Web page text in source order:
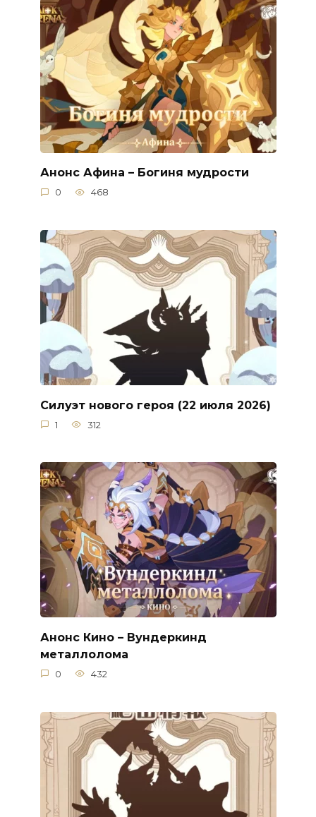
Анонс Афина – Богиня мудрости
0 468
Силуэт нового героя (22 июля 2026)
1 312
Анонс Кино – Вундеркинд
металлолома
0 432